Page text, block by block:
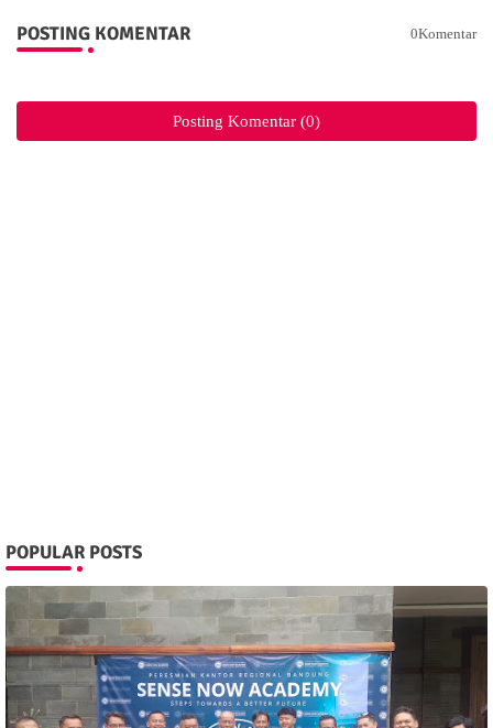
POSTING KOMENTAR 0Komentar
Posting Komentar (0)
POPULAR POSTS